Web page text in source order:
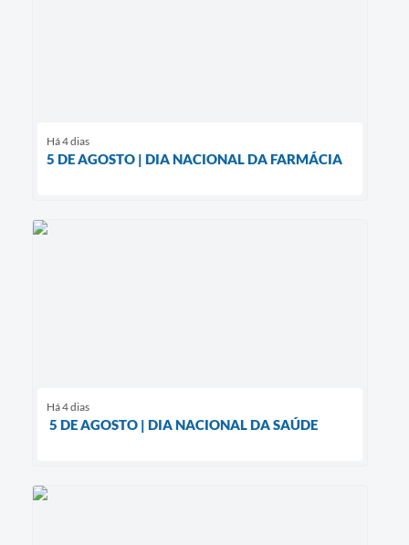
Há 4 dias
5 DE AGOSTO | DIA NACIONAL DA FARMÁCIA
Há 4 dias
5 DE AGOSTO | DIA NACIONAL DA SAÚDE